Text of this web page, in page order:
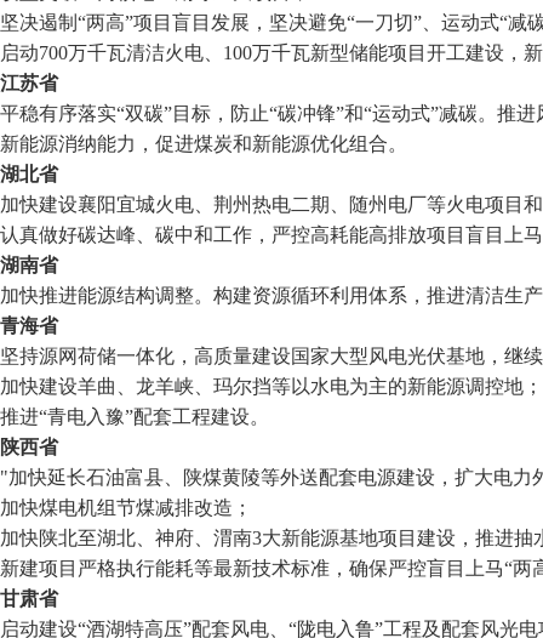
坚决遏制“两高”项目盲目发展，坚决避免“一刀切”、运动式“减
启动700万千瓦清洁火电、100万千瓦新型储能项目开工建设
江苏省
平稳有序落实“双碳”目标，防止“碳冲锋”和“运动式”减碳。推
新能源消纳能力，促进煤炭和新能源优化组合。
湖北省
加快建设襄阳宜城火电、荆州热电二期、随州电厂等火电项目
认真做好碳达峰、碳中和工作，严控高耗能高排放项目盲目上
湖南省
加快推进能源结构调整。构建资源循环利用体系，推进清洁生
青海省
坚持源网荷储一体化，高质量建设国家大型风电光伏基地，继
加快建设羊曲、龙羊峡、玛尔挡等以水电为主的新能源调控地；
推进“青电入豫”配套工程建设。
陕西省
"加快延长石油富县、陕煤黄陵等外送配套电源建设，扩大电力
加快煤电机组节煤减排改造；
加快陕北至湖北、神府、渭南3大新能源基地项目建设，推进
新建项目严格执行能耗等最新技术标准，确保严控盲目上马“两
甘肃省
启动建设“酒湖特高压”配套风电、“陇电入鲁”工程及配套风光